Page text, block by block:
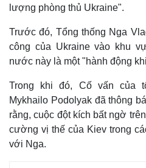
Bất động sản
Khởi nghiệp
lượng phòng thủ Ukraine".
Trước đó, Tổng thống Nga
công của Ukraine vào khu
nước này là một "hành động
Trong khi đó, Cố vấn của
Mykhailo Podolyak đã thông
rằng, cuộc đột kích bất ngờ
cường vị thế của Kiev trong
với Nga.